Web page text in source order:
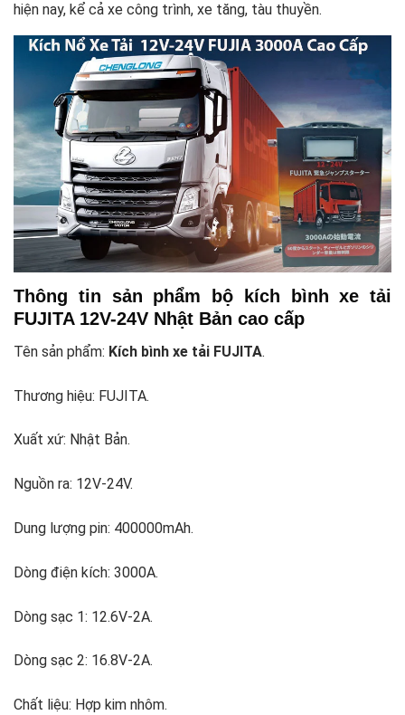
hiện nay, kể cả xe công trình, xe tăng, tàu thuyền.
Thông tin sản phẩm bộ kích bình xe tải
FUJITA 12V-24V Nhật Bản cao cấp
Tên sản phẩm: Kích bình xe tải FUJITA.
Thương hiệu: FUJITA.
Xuất xứ: Nhật Bản.
Nguồn ra: 12V-24V.
Dung lượng pin: 400000mAh.
Dòng điện kích: 3000A.
Dòng sạc 1: 12.6V-2A.
Dòng sạc 2: 16.8V-2A.
Chất liệu: Hợp kim nhôm.